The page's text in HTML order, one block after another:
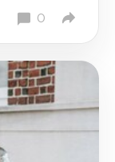
0